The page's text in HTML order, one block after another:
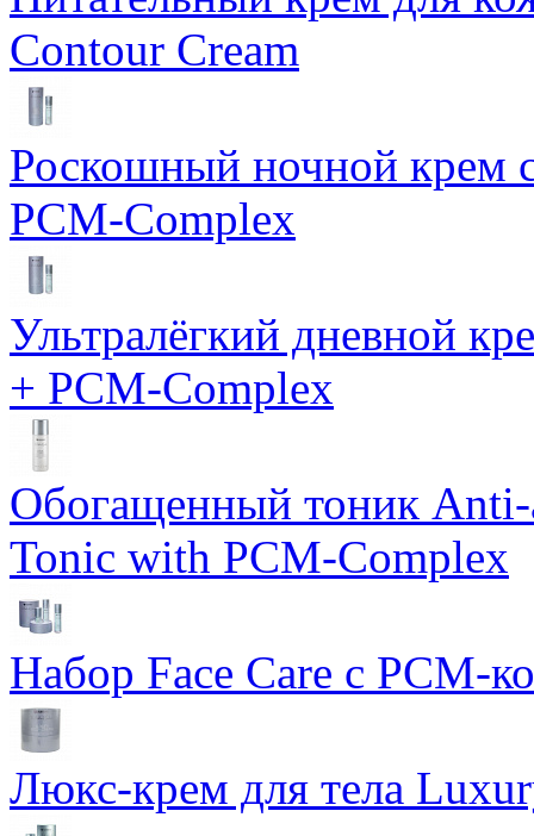
Contour Cream
Роскошный ночной крем
PCM-Complex
Ультралёгкий дневной
+ PCM-Complex
Обогащенный тоник Anti-
Tonic with PCM-Complex
Набор Face Care с PCM-
Люкс-крем для тела